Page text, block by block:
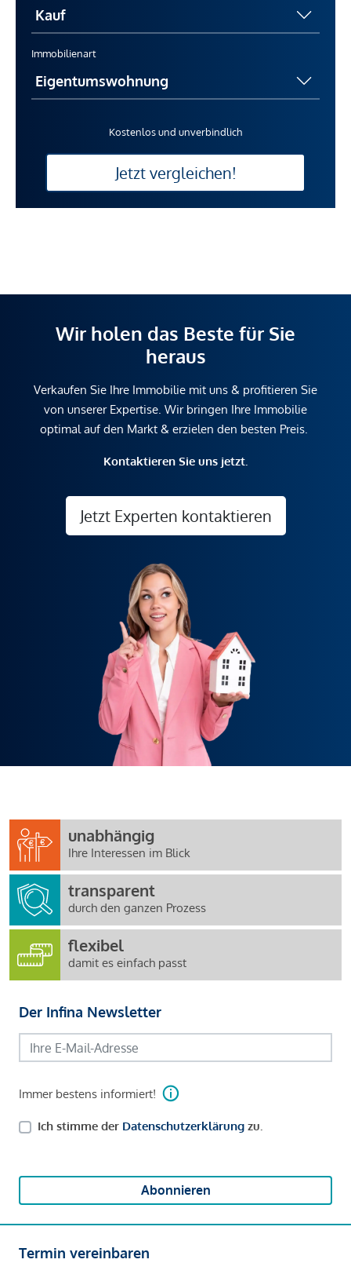
Immobilienart
Kostenlos und unverbindlich
Jetzt vergleichen!
Wir holen das Beste für Sie
heraus
Verkaufen Sie Ihre Immobilie mit uns & profitieren Sie
von unserer Expertise. Wir bringen Ihre Immobilie
optimal auf den Markt & erzielen den besten Preis.
Kontaktieren Sie uns jetzt.
Jetzt Experten kontaktieren
unabhängig
Ihre Interessen im Blick
transparent
durch den ganzen Prozess
flexibel
damit es einfach passt
Der Infina Newsletter
Immer bestens informiert!
Ich stimme der Datenschutzerklärung zu.
Abonnieren
Termin vereinbaren